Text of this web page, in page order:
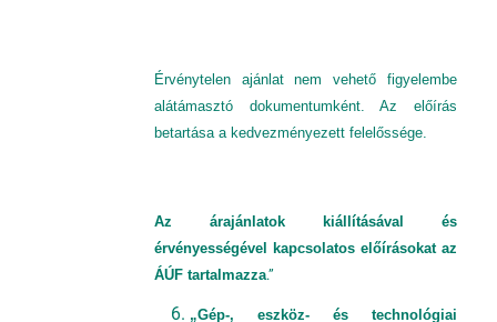
Érvénytelen ajánlat nem vehető figyelembe
alátámasztó dokumentumként. Az előírás
betartása a kedvezményezett felelőssége.
Az árajánlatok kiállításával és
érvényességével kapcsolatos előírásokat az
ÁÚF tartalmazza.”
„Gép-, eszköz- és technológiai